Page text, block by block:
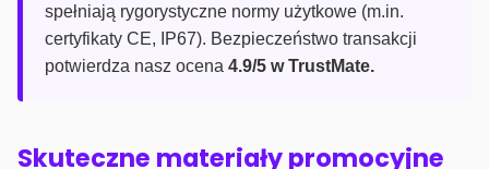
spełniają rygorystyczne normy użytkowe (m.in.
certyfikaty CE, IP67). Bezpieczeństwo transakcji
potwierdza nasz ocena 4.9/5 w TrustMate.
Skuteczne materiały promocyjne